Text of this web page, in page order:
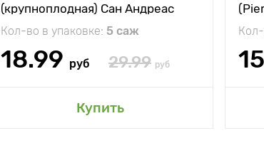
(крупноплодная) Сан Андреас
Кол-во в упаковке: 5 саж
18.99 руб 29.99 руб
Купить